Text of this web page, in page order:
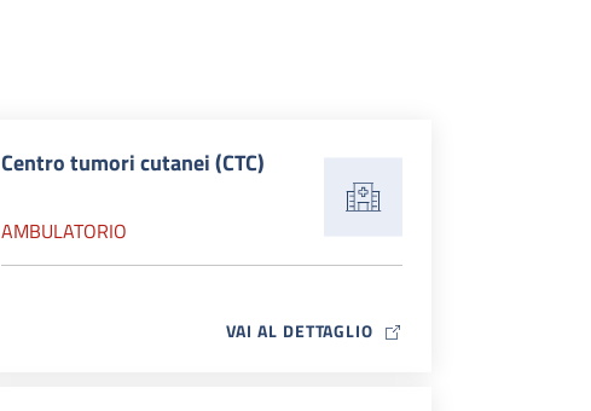
Centro tumori cutanei (CTC)
AMBULATORIO
VAI AL DETTAGLIO MAP ICON